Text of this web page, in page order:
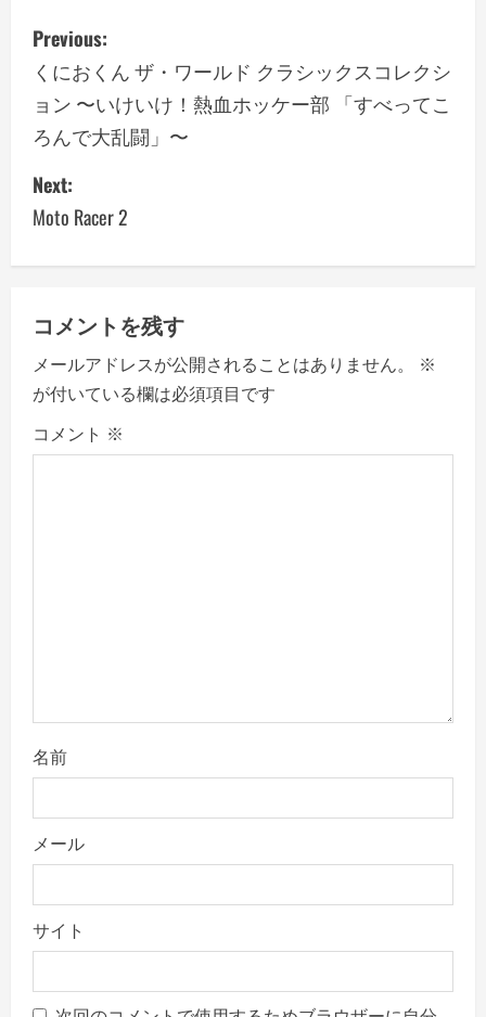
P
o
s
t
n
a
i
g
a
Previous:
くにおくん ザ・ワールド クラシックスコレクシ
ョン 〜いけいけ！熱血ホッケー部 「すべってこ
ろんで大乱闘」〜
Next:
Moto Racer 2
コメントを残す
メールアドレスが公開されることはありません。
※
が付いている欄は必須項目です
コメント ※
名前
メール
サイト